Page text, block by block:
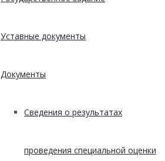
Уставные документы
Документы
Сведения о результатах
проведения специальной оценки